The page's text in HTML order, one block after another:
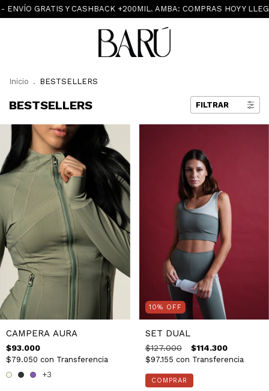
+200MIL. AMBA: COMPRAS HOY Y LLEGA MAÑANA SOLO
Inicio . BESTSELLERS
BESTSELLERS FILTRAR
CAMPERA AURA
$93.000
$79.050 con Transferencia
+3
10% OFF
SET DUAL
$127.000 $114.300
$97.155 con Transferencia